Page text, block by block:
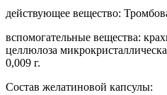
действующее вещество:
вспомогательные вещества:
целлюлоза
0,009 г.
Состав желатиновой капсулы: